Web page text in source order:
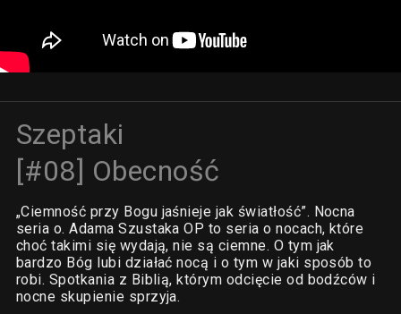
Szeptaki
[#08] Obecność
„Ciemność przy Bogu jaśnieje jak światłość”. Nocna
seria o. Adama Szustaka OP to seria o nocach, które
choć takimi się wydają, nie są ciemne. O tym jak
bardzo Bóg lubi działać nocą i o tym w jaki sposób to
robi. Spotkania z Biblią, którym odcięcie od bodźców i
nocne skupienie sprzyja.